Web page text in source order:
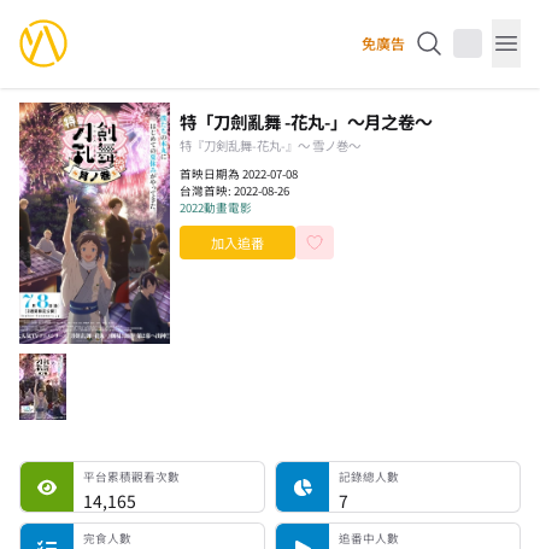
YourAnimes 你的動畫 免廣告
特「刀劍亂舞 -花丸-」～月之卷～
特『刀剣乱舞-花丸-』～ 雪ノ巻～
首映日期為 2022-07-08
台灣首映: 2022-08-26
2022動畫電影
加入追番
平台累積觀看次數
平台累積觀看次數
14,165
記錄總人數 記錄總人數
7
完食人數
完食人數
追番中人數
追番中人數
一時中斷人數
棄番人數
計劃觀看人數